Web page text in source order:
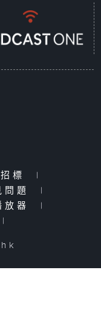
招標
|
問題
|
放器
|
|